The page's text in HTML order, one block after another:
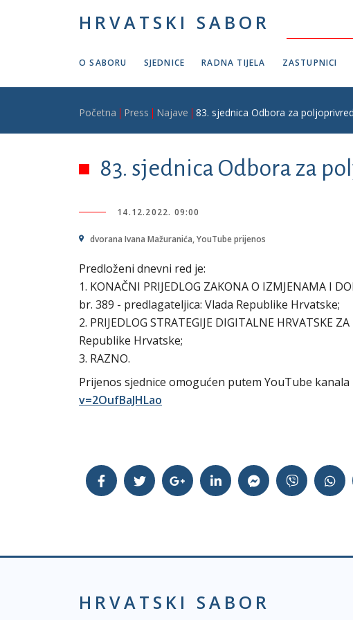
HRVATSKI SABOR
O SABORU SJEDNICE RADNA TIJELA ZASTUPNICI
Breadcrumb
Početna Press Najave 83. sjednica Odbora za
83. sjednica Odbora za
14.12.2022. 09:00
dvorana Ivana Mažuranića, YouTube prijenos
Predloženi dnevni red je:
1. KONAČNI PRIJEDLOG ZAKONA O IZMJENAMA I
br. 389 - predlagateljica: Vlada Republike Hrvatske;
2. PRIJEDLOG STRATEGIJE DIGITALNE HRVATSKE
Republike Hrvatske;
3. RAZNO.
Prijenos sjednice omogućen putem YouTube
v=2OufBaJHLao
HRVATSKI SABOR